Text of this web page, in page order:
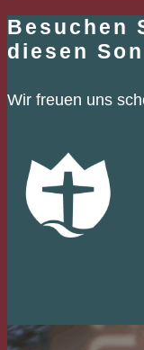
Besuchen
diesen
Wir freuen uns